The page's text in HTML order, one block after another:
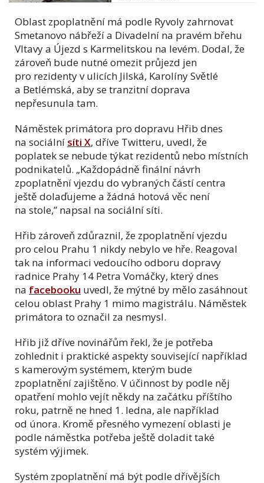
Oblast zpoplatnění má podle Ryvoly zahrnovat
Smetanovo nábřeží a Divadelní na pravém břehu
Vltavy a Újezd s Karmelitskou na levém. Dodal, že
zároveň bude nutné omezit průjezd jen
pro rezidenty v ulicích Jilská, Karolíny Světlé
a Betlémská, aby se tranzitní doprava
nepřesunula tam.
Náměstek primátora pro dopravu Hřib dnes
na sociální síti X, dříve Twitteru, uvedl, že
poplatek se nebude týkat rezidentů nebo místních
podnikatelů. „Každopádně finální návrh
zpoplatnění vjezdu do vybraných částí centra
ještě dolaďujeme a žádná hotová věc není
na stole,” napsal na sociální síti.
Hřib zároveň zdůraznil, že zpoplatnění vjezdu
pro celou Prahu 1 nikdy nebylo ve hře. Reagoval
tak na informaci vedoucího odboru dopravy
radnice Prahy 14 Petra Vomáčky, který dnes
na facebooku uvedl, že mýtné by mělo zasáhnout
celou oblast Prahy 1 mimo magistrálu. Náměstek
primátora to označil za nesmysl.
Hřib již dříve novinářům řekl, že je potřeba
zohlednit i praktické aspekty související například
s kamerovým systémem, kterým bude
zpoplatnění zajištěno. V účinnost by podle něj
opatření mohlo vejít někdy na začátku příštího
roku, patrně ne hned 1. ledna, ale například
od února. Kromě přesného vymezení oblasti je
podle náměstka potřeba ještě doladit také
systém výjimek.
Systém zpoplatnění má být podle dřívějších